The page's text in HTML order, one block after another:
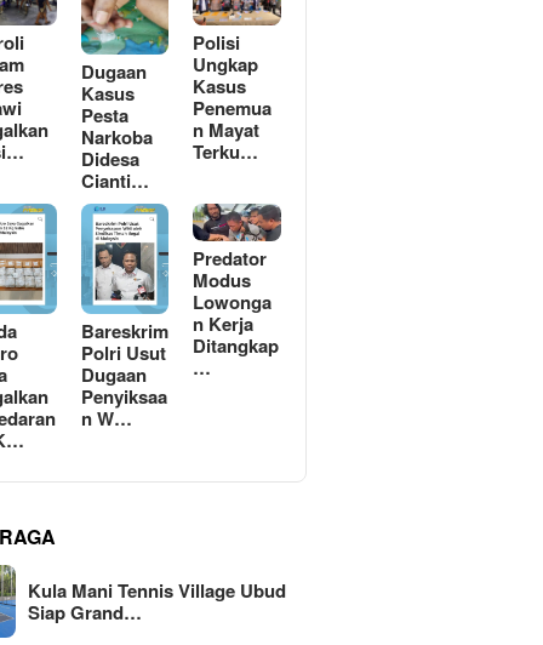
Dugaan
Kasus
Pesta
Narkoba
Didesa
Cianti…
Polisi
Ungkap
Kasus
Penemua
n Mayat
Terku…
Bareskrim
Polri Usut
Dugaan
Penyiksaa
n W…
Predator
Modus
Lowonga
n Kerja
Ditangkap
…
Kula Mani Tennis Village Ubud
Siap Grand…